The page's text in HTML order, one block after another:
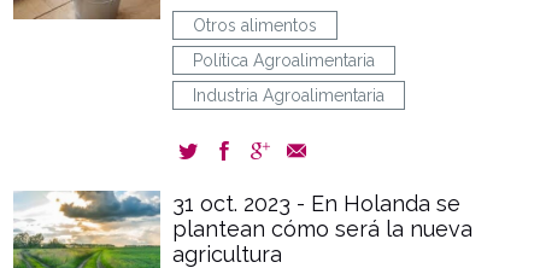
Otros alimentos
Política Agroalimentaria
Industria Agroalimentaria
31 oct. 2023 - En Holanda se
plantean cómo será la nueva
agricultura